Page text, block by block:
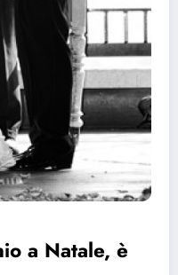
a Natale, è